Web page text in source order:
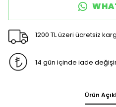
1200 TL üzeri ücretsiz
14 gün içinde iade
Ürün